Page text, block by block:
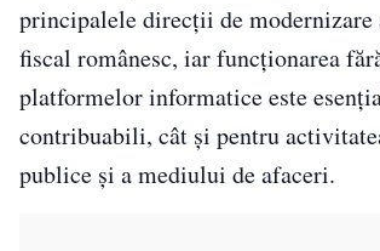
principalele direcții de
fiscal românesc, iar funcționarea
platformelor informatice este
contribuabili, cât și pentru
publice și a mediului de afaceri.